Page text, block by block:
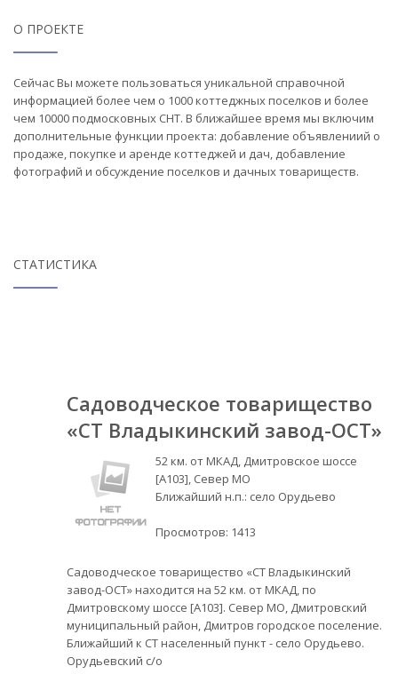
О ПРОЕКТЕ
Сейчас Вы можете пользоваться уникальной справочной
информацией более чем о 1000 коттеджных поселков и более
чем 10000 подмосковных СНТ. В ближайшее время мы включим
дополнительные функции проекта: добавление объявлениий о
продаже, покупке и аренде коттеджей и дач, добавление
фотографий и обсуждение поселков и дачных товариществ.
СТАТИСТИКА
Садоводческое товарищество
«СТ Владыкинский завод-ОСТ»
52 км. от МКАД, Дмитровское шоссе
[А103], Север МО
Ближайший н.п.: село Орудьево
Просмотров: 1413
Садоводческое товарищество «СТ Владыкинский
завод-ОСТ» находится на 52 км. от МКАД, по
Дмитровскому шоссе [А103]. Север МО, Дмитровский
муниципальный район, Дмитров городское поселение.
Ближайший к СТ населенный пункт - село Орудьево.
Орудьевский с/о